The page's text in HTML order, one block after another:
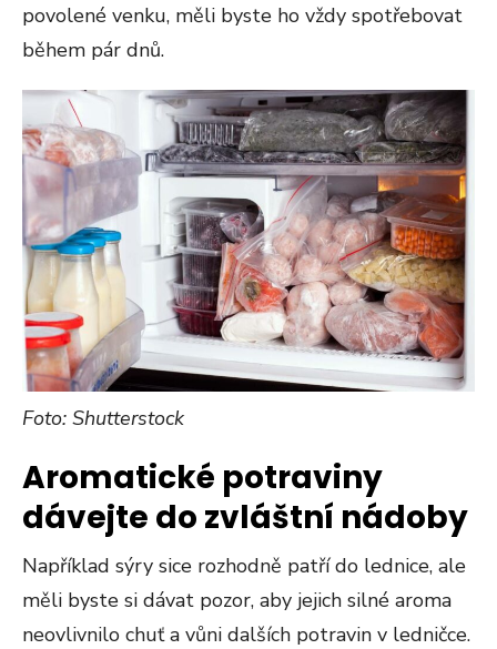
povolené venku, měli byste ho vždy spotřebovat
během pár dnů.
Foto: Shutterstock
Aromatické potraviny
dávejte do zvláštní nádoby
Například sýry sice rozhodně patří do lednice, ale
měli byste si dávat pozor, aby jejich silné aroma
neovlivnilo chuť a vůni dalších potravin v ledničce.